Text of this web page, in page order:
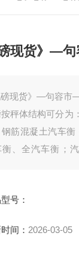
磅现货》—
磅现货》—句容市
秤体结构可分为
筋混凝土汽车
衡、全汽车衡；
号：
间： 2026-03-05